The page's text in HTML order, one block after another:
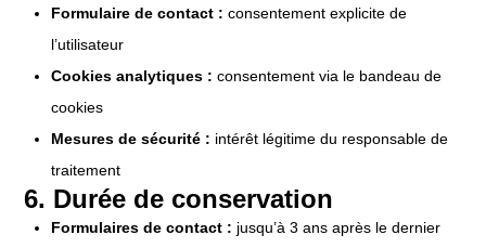
Formulaire de contact : consentement explicite de
l’utilisateur
Cookies analytiques : consentement via le bandeau de
cookies
Mesures de sécurité : intérêt légitime du responsable de
traitement
6. Durée de conservation
Formulaires de contact : jusqu’à 3 ans après le dernier